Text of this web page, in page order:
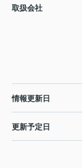
取扱会社
情報更新日
更新予定日